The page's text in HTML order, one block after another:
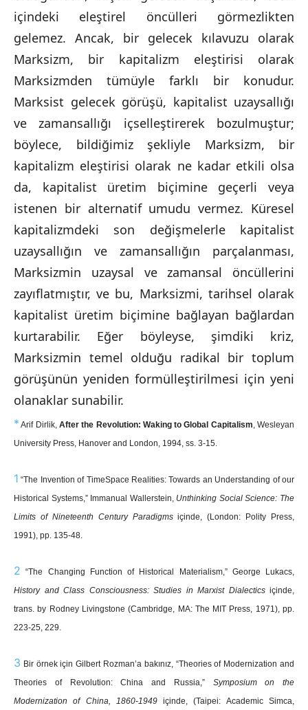
içindeki eleştirel öncülleri görmezlikten
gelemez. Ancak, bir gelecek kılavuzu olarak
Marksizm, bir kapitalizm eleştirisi olarak
Marksizmden tümüyle farklı bir konudur.
Marksist gelecek görüşü, kapitalist uzaysallığı
ve zamansallığı içselleştirerek bozulmuştur;
böylece, bildiğimiz şekliyle Marksizm, bir
kapitalizm eleştirisi olarak ne kadar etkili olsa
da, kapitalist üretim biçimine geçerli veya
istenen bir alternatif umudu vermez. Küresel
kapitalizmdeki son değişmelerle kapitalist
uzaysallığın ve zamansallığın parçalanması,
Marksizmin uzaysal ve zamansal öncüllerini
zayıflatmıştır, ve bu, Marksizmi, tarihsel olarak
kapitalist üretim biçimine bağlayan bağlardan
kurtarabilir. Eğer böyleyse, şimdiki kriz,
Marksizmin temel olduğu radikal bir toplum
görüşünün yeniden formülleştirilmesi için yeni
olanaklar sunabilir.
* Arif Dirlik, After the Revolution: Waking to Global Capitalism, Wesleyan
University Press, Hanover and London, 1994, ss. 3-15.
1 “The Invention of TimeSpace Realities: Towards an Understanding of our
Historical Systems,” Immanual Wallerstein, Unthinking Social Science: The
Limits of Nineteenth Century Paradigmsiçinde, (London: Polity Press,
1991), pp. 135-48.
2 “The Changing Function of Historical Materialism,” George Lukacs,
History and Class Consciousness: Studies in Marxist Dialecticsiçinde,
trans. by Rodney Livingstone (Cambridge, MA: The MIT Press, 1971), pp.
223-25, 229.
3 Bir örnek için Gilbert Rozman’a bakınız, “Theories of Modernization and
Theories of Revolution: China and Russia,” Symposium on the
Modernization of China, 1860-1949içinde, (Taipei: Academic Simca,